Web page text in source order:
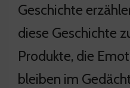
Geschichte
diese Geschichte
Produkte, die
bleiben im